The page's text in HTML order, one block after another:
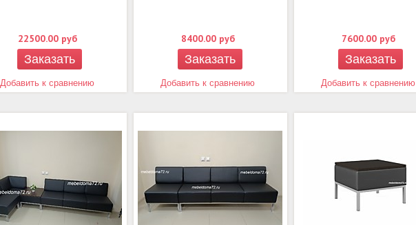
22500.00 руб
Заказать
Добавить к сравнению
8400.00 руб
Заказать
Добавить к сравнению
7600.00 руб
Заказать
Добавить к сравнению